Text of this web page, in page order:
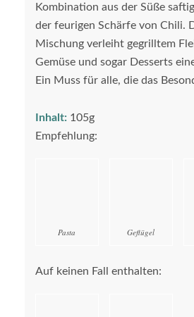
Kombination aus der Süße
der feurigen Schärfe von Chili.
Mischung verleiht gegrilltem
Gemüse und sogar Desserts
Ein Muss für alle, die das
Inhalt:105g
Empfehlung:
Pasta Geflügel
Auf keinen Fall enthalten: